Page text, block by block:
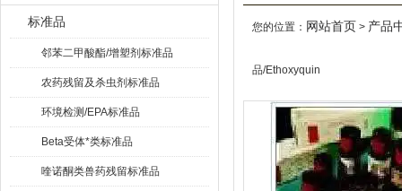
标准品
邻苯二甲酸酯/增塑剂标准品
农药残留及杀虫剂标准品
环境检测/EPA标准品
Beta受体*类标准品
喹诺酮类兽药残留标准品
您的位置： 网站首页 > 产品
品/Ethoxyquin